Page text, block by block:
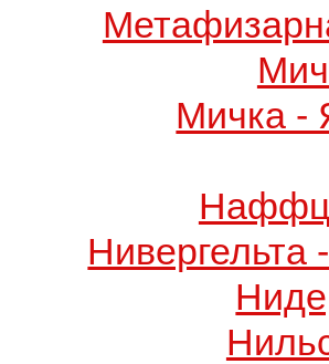
Мичка -